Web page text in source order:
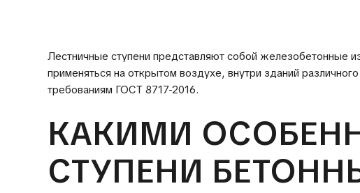
Лестничные ступени представляют собой железобетонные
применяться на открытом воздухе, внутри зданий
требованиям ГОСТ 8717-2016.
КАКИМИ
СТУПЕНИ